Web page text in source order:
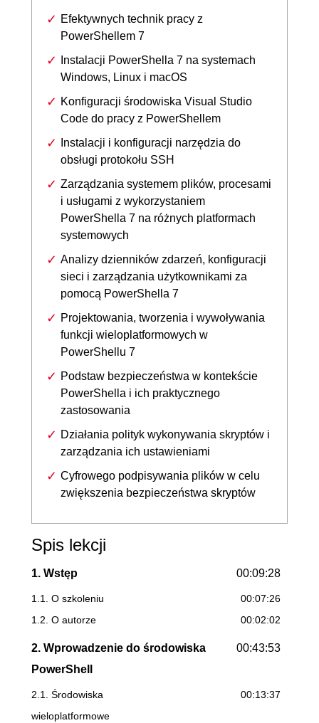
Efektywnych technik pracy z
PowerShellem 7
Instalacji PowerShella 7 na systemach
Windows, Linux i macOS
Konfiguracji środowiska Visual Studio
Code do pracy z PowerShellem
Instalacji i konfiguracji narzędzia do
obsługi protokołu SSH
Zarządzania systemem plików, procesami
i usługami z wykorzystaniem
PowerShella 7 na różnych platformach
systemowych
Analizy dzienników zdarzeń, konfiguracji
sieci i zarządzania użytkownikami za
pomocą PowerShella 7
Projektowania, tworzenia i wywoływania
funkcji wieloplatformowych w
PowerShellu 7
Podstaw bezpieczeństwa w kontekście
PowerShella i ich praktycznego
zastosowania
Działania polityk wykonywania skryptów i
zarządzania ich ustawieniami
Cyfrowego podpisywania plików w celu
zwiększenia bezpieczeństwa skryptów
Spis lekcji
1. Wstęp 00:09:28
1.1. O szkoleniu
00:07:26
1.2. O autorze
00:02:02
2. Wprowadzenie do środowiska
PowerShell
00:43:53
2.1. Środowiska
wieloplatformowe
00:13:37